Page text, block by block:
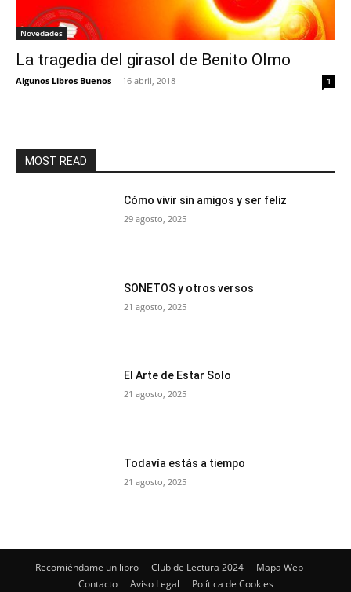
Novedades
La tragedia del girasol de Benito Olmo
Algunos Libros Buenos - 16 abril, 2018 1
MOST READ
Cómo vivir sin amigos y ser feliz
29 agosto, 2025
SONETOS y otros versos
21 agosto, 2025
El Arte de Estar Solo
21 agosto, 2025
Todavía estás a tiempo
21 agosto, 2025
Recomiéndame un libro Club de Lectura 2024
Mapa Web
Contacto
Aviso Legal Política de Cookies